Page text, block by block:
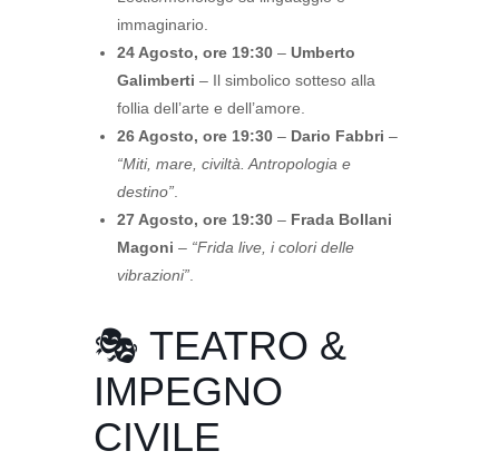
immaginario.
24 Agosto, ore 19:30 – Umberto
Galimberti – Il simbolico sotteso alla
follia dell’arte e dell’amore.
26 Agosto, ore 19:30 – Dario Fabbri –
“Miti, mare, civiltà. Antropologia e
destino”
27 Agosto, ore 19:30 – Frada Bollani
Magoni – “Frida live, i colori delle
vibrazioni”
🎭 TEATRO &
IMPEGNO
CIVILE